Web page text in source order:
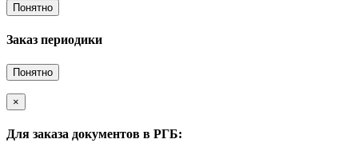
Понятно
Заказ периодики
Понятно
×
Для заказа документов в РГБ: